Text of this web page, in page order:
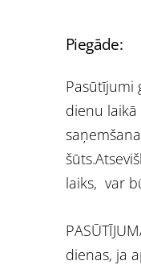
Piegāde:
Pasūtījumi
dienu
laiks, var
dienas, ja